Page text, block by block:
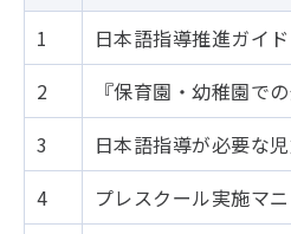
1
日本語指導推進ガイ
2
『保育園・幼稚園で
3
日本語指導が必要な
4
プレスクール実施マ